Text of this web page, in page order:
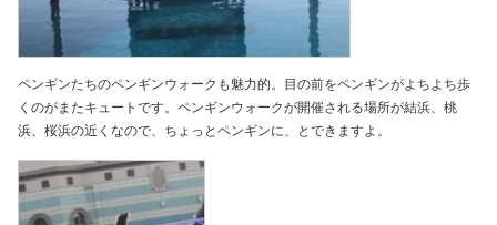
ペンギンたちのペンギンウォークも魅力的。目の前をペンギンがよちよち歩
くのがまたキュートです。ペンギンウォークが開催される場所が結浜、桃
浜、桜浜の近くなので、ちょっとペンギンに、とできますよ。